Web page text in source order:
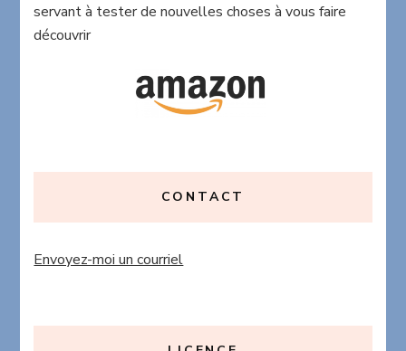
servant à tester de nouvelles choses à vous faire
découvrir
CONTACT
Envoyez-moi un courriel